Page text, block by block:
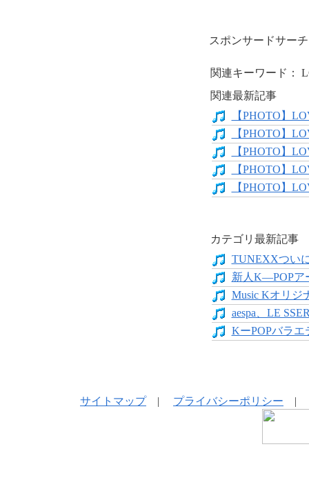
スポンサードサーチ
関連キーワード：
関連最新記事
【PHOTO】
【PHOTO】
【PHOTO】
【PHOTO】
【PHOTO】
カテゴリ最新記事
TUNEXXつい
新人K―POPア
Music Kオリジ
aespa、LE
KーPOPバラエ
サイトマップ| プライバシーポリシー